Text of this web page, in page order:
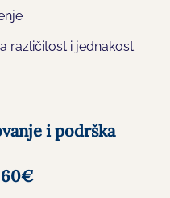
različitost i jednakost
i podrška
60€